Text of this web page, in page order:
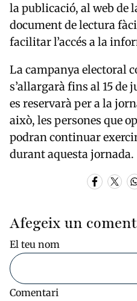
la publicació, al web de
document de lectura
facilitar l’accés a la
La campanya electoral
s’allargarà fins al 15 de
es reservarà per a la
això, les persones que
podran continuar
durant aquesta jornada.
Afegeix un
El teu nom
Comentari